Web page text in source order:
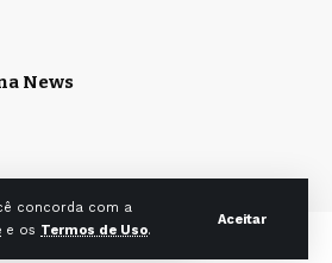
concorda com a
e os Termos de Uso.
Aceitar
News
a Ita & Caiana Editoras Ltda. © 2025